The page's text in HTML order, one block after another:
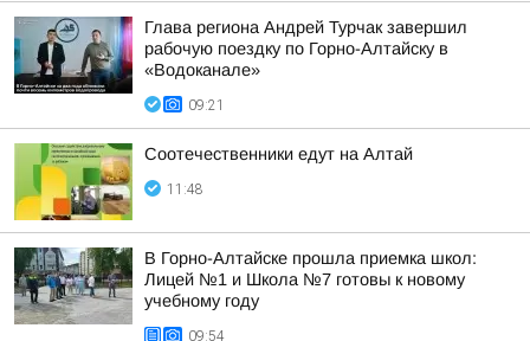
Глава региона Андрей Турчак завершил
рабочую поездку по Горно-Алтайску в
«Водоканале»
09:21
Соотечественники едут на Алтай
11:48
В Горно-Алтайске прошла приемка школ:
Лицей №1 и Школа №7 готовы к новому
учебному году
09:54